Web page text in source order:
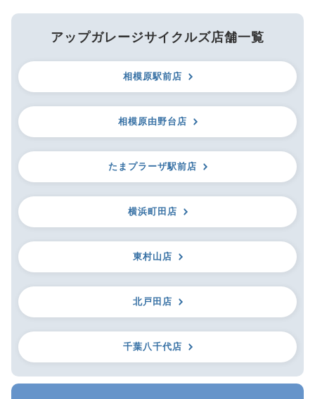
アップガレージサイクルズ店舗一覧
相模原駅前店
相模原由野台店
たまプラーザ駅前店
横浜町田店
東村山店
北戸田店
千葉八千代店